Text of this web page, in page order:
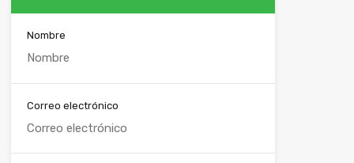
Nombre
Correo electrónico